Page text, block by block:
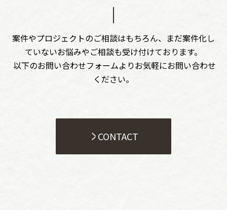
案件やプロジェクトのご相談はもちろん、まだ案件化し
ていないお悩みやご相談も受け付けております。
以下のお問い合わせフォームよりお気軽にお問い合わせ
ください。
CONTACT